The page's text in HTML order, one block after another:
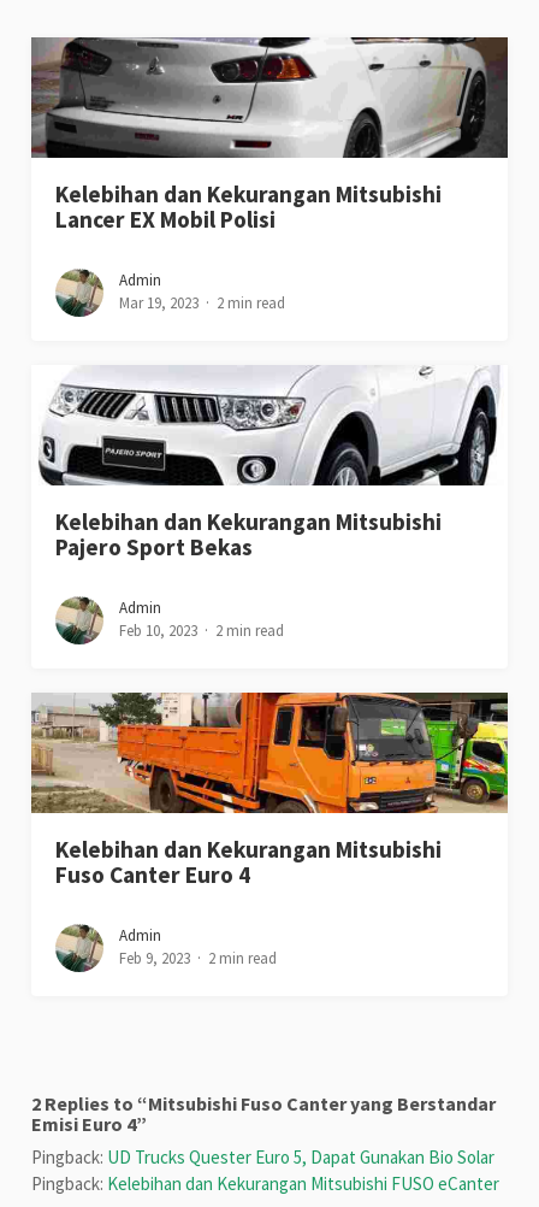
Kelebihan dan Kekurangan Mitsubishi
Lancer EX Mobil Polisi
Admin
Mar 19, 2023
2 min read
Kelebihan dan Kekurangan Mitsubishi
Pajero Sport Bekas
Admin
Feb 10, 2023
2 min read
Kelebihan dan Kekurangan Mitsubishi
Fuso Canter Euro 4
Admin
Feb 9, 2023
2 min read
2 Replies to “Mitsubishi Fuso Canter yang Berstandar
Emisi Euro 4”
Pingback: UD Trucks Quester Euro 5, Dapat Gunakan Bio Solar
Pingback: Kelebihan dan Kekurangan Mitsubishi FUSO eCanter